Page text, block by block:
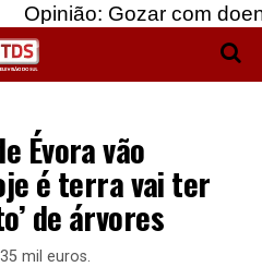
com doentes e
Évora vão
é terra vai ter
de árvores
mil euros.